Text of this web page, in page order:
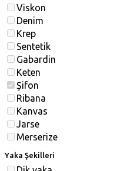
Viskon
Denim
Krep
Sentetik
Gabardin
Keten
Şifon
Ribana
Kanvas
Jarse
Merserize
Yaka Şekilleri